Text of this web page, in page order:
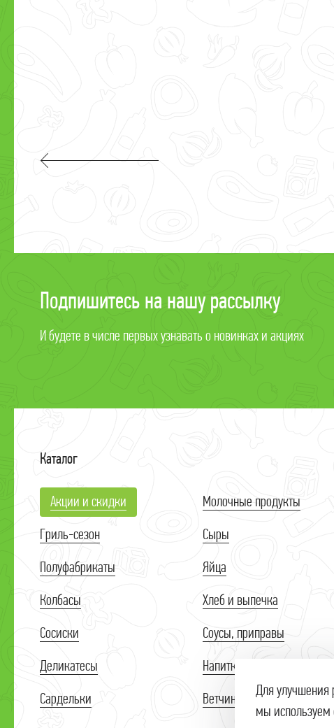
Подпишитесь на нашу рассылку
И будете в числе первых узнавать о новинках и акциях
Каталог
Акции и скидки
Молочные продукты
Гриль-сезон
Сыры
Полуфабрикаты
Яйца
Колбасы
Хлеб и выпечка
Сосиски
Соусы, приправы
Деликатесы
Напитки
Сардельки
Ветчины
Для улучшения
мы